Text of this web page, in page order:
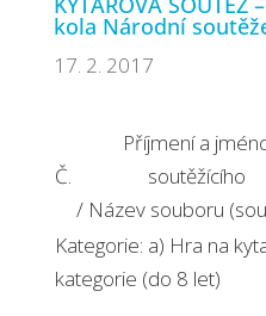
kola Národní
17. 2. 2017
Č.
Příjmení a
soutěžícího
/ Název souboru
Kategorie: a) Hra na
kategorie (do 8 let)